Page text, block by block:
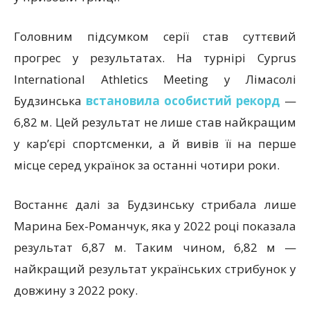
Головним підсумком серії став суттєвий
прогрес у результатах. На турнірі Cyprus
International Athletics Meeting у Лімасолі
Будзинська встановила особистий рекорд —
6,82 м. Цей результат не лише став найкращим
у кар’єрі спортсменки, а й вивів її на перше
місце серед українок за останні чотири роки.
Востаннє далі за Будзинську стрибала лише
Марина Бех-Романчук, яка у 2022 році показала
результат 6,87 м. Таким чином, 6,82 м —
найкращий результат українських стрибунок у
довжину з 2022 року.